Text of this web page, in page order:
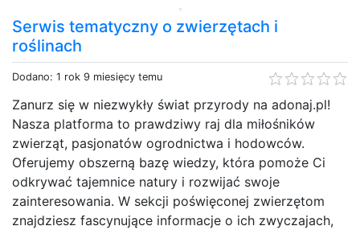
Serwis tematyczny o zwierzętach i
roślinach
Dodano: 1 rok 9 miesięcy temu
Zanurz się w niezwykły świat przyrody na adonaj.pl!
Nasza platforma to prawdziwy raj dla miłośników
zwierząt, pasjonatów ogrodnictwa i hodowców.
Oferujemy obszerną bazę wiedzy, która pomoże Ci
odkrywać tajemnice natury i rozwijać swoje
zainteresowania. W sekcji poświęconej zwierzętom
znajdziesz fascynujące informacje o ich zwyczajach,